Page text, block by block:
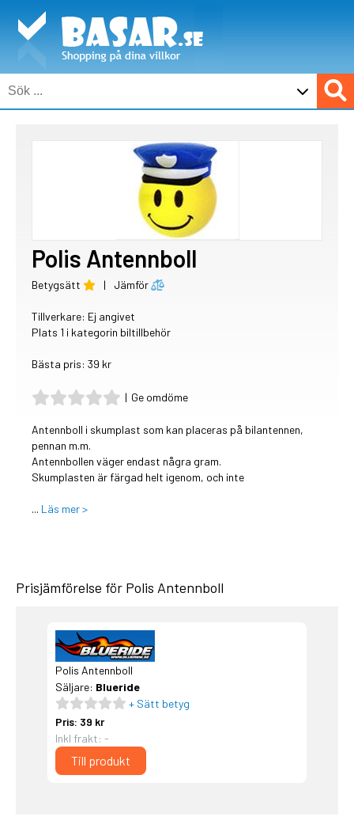
Polis Antennboll
Betygsätt | Jämför
Tillverkare: Ej angivet
Plats 1 i kategorin biltillbehör
Bästa pris: 39 kr
| Ge omdöme
Antennboll i skumplast som kan placeras på bilantennen,
pennan m.m.
Antennbollen väger endast några gram.
Skumplasten är färgad helt igenom, och inte
... Läs mer >
Prisjämförelse för Polis Antennboll
Polis Antennboll
Säljare: Blueride
+ Sätt betyg
Pris: 39 kr
Inkl frakt: -
Till produkt